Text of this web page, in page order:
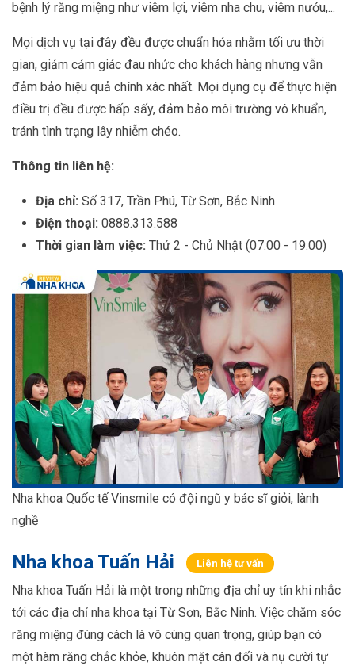
bệnh lý răng miệng như viêm lợi, viêm nha chu, viêm nướu,...
Mọi dịch vụ tại đây đều được chuẩn hóa nhằm tối ưu thời
gian, giảm cảm giác đau nhức cho khách hàng nhưng vẫn
đảm bảo hiệu quả chính xác nhất. Mọi dụng cụ để thực hiện
điều trị đều được hấp sấy, đảm bảo môi trường vô khuẩn,
tránh tình trạng lây nhiễm chéo.
Thông tin liên hệ:
Địa chỉ: Số 317, Trần Phú, Từ Sơn, Bắc Ninh
Điện thoại: 0888.313.588
Thời gian làm việc: Thứ 2 - Chủ Nhật (07:00 - 19:00)
Nha khoa Quốc tế Vinsmile có đội ngũ y bác sĩ giỏi, lành
nghề
Nha khoa Tuấn Hải Liên hệ tư vấn
Nha khoa Tuấn Hải là một trong những địa chỉ uy tín khi nhắc
tới các địa chỉ nha khoa tại Từ Sơn, Bắc Ninh. Việc chăm sóc
răng miệng đúng cách là vô cùng quan trọng, giúp bạn có
một hàm răng chắc khỏe, khuôn mặt cân đối và nụ cười tự